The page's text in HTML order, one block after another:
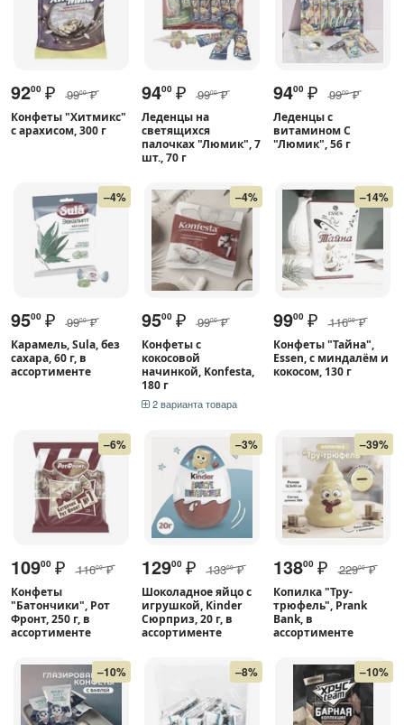
9200 ₽ 9900 ₽
Конфеты "Хитмикс"
с арахисом, 300 г
9400 ₽ 9900 ₽
Леденцы на
светящихся
палочках "Люмик", 7
шт., 70 г
9400 ₽ 9900 ₽
Леденцы с
витамином С
"Люмик", 56 г
–4%
9500 ₽ 9900 ₽
Карамель, Sula, без
сахара, 60 г, в
ассортименте
–4%
9500 ₽ 9900 ₽
Конфеты с
кокосовой
начинкой, Konfesta,
180 г
2 варианта товара
–14%
9900 ₽ 11600 ₽
Конфеты "Тайна",
Essen, с миндалём и
кокосом, 130 г
–6%
10900 ₽ 11600 ₽
Конфеты
"Батончики", Рот
Фронт, 250 г, в
ассортименте
–3%
12900 ₽ 13300 ₽
Шоколадное яйцо с
игрушкой, Kinder
Сюрприз, 20 г, в
ассортименте
–39%
13800 ₽ 22900 ₽
Копилка "Тру-
трюфель", Prank
Bank, в
ассортименте
–10% –8% –10%